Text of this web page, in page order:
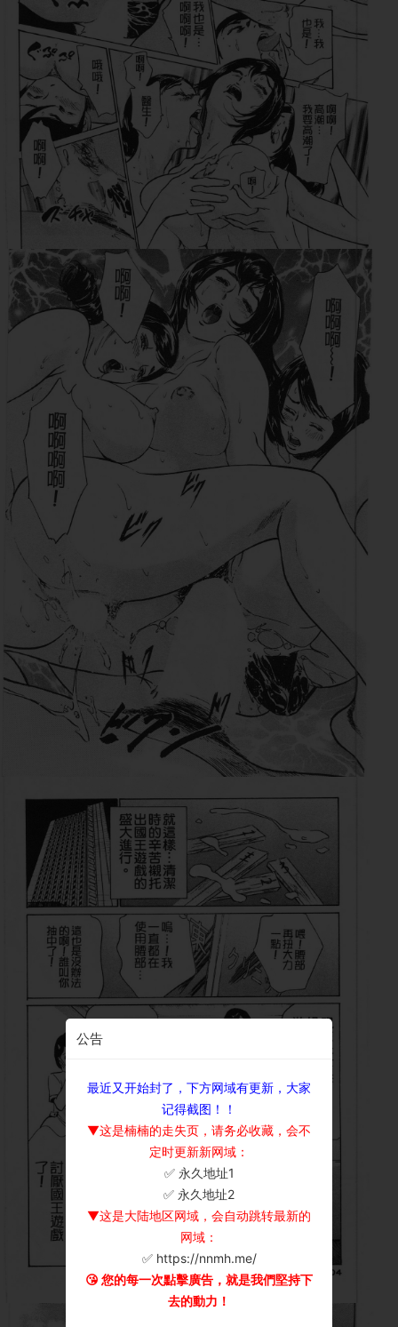
公告
最近又开始封了，下方网域有更新，大家
记得截图！！
▼这是楠楠的走失页，请务必收藏，会不
定时更新新网域：
✅ 永久地址1
✅ 永久地址2
▼这是大陆地区网域，会自动跳转最新的
网域：
✅ https://nnmh.me/
😘 您的每一次點擊廣告，就是我們堅持下
去的動力！